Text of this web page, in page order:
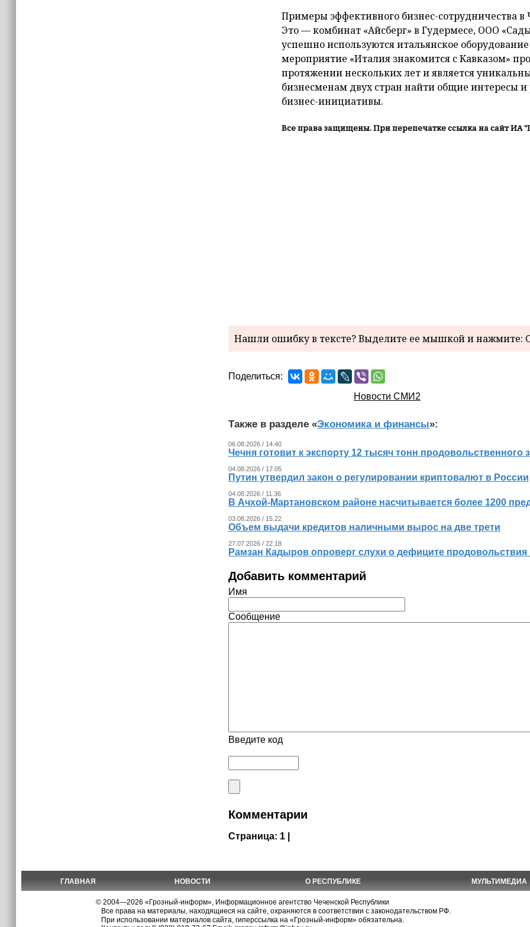
Примеры эффективного бизнес-сотрудничества
Это — комбинат «Айсберг» в Гудермесе, ООО
успешно используются итальянское
мероприятие «Италия знакомится с Кавказом»
протяжении нескольких лет и является
бизнесменам двух стран найти общие интересы
бизнес-инициативы.
Все права защищены. При перепечатке ссылка на сайт ИА
Нашли ошибку в тексте? Выделите ее мышкой и нажмите:
Поделиться:
Новости СМИ2
Также в разделе «Экономика и финансы»:
06.08.2026 / 14.40
Чечня готовит к экспорту 12 тысяч тонн продовольственного
04.08.2026 / 17.05
Путин утвердил закон о регулировании криптовалют в России
04.08.2026 / 11.36
В Ачхой-Мартановском районе насчитывается более 1200
03.08.2026 / 15.22
Объем выдачи кредитов наличными вырос на две трети
27.07.2026 / 22.18
Рамзан Кадыров опроверг слухи о дефиците продовольствия
Добавить комментарий
Имя
Сообщение
Введите код
Комментарии
Страница: 1 |
ГЛАВНАЯ НОВОСТИ О РЕСПУБЛИКЕ МУЛЬТИМЕДИА
© 2004—2026 «Грозный-информ», Информационное агентство Чеченской Республики
Все права на материалы, находящиеся на сайте, охраняются в соответствии с законодательством РФ.
При использовании материалов сайта, гиперссылка на «Грозный-информ» обязательна.